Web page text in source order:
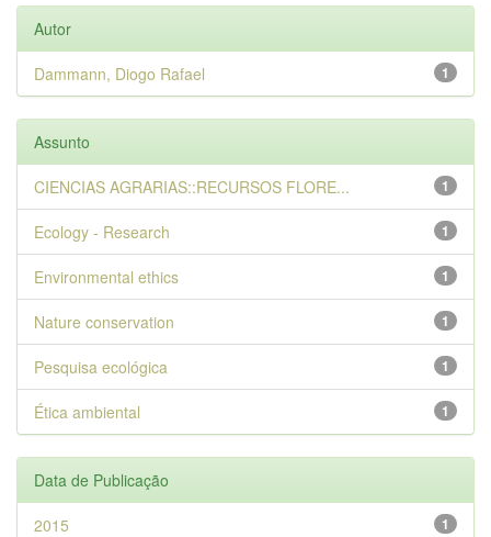
Autor
1
Dammann, Diogo Rafael
Assunto
1
CIENCIAS AGRARIAS::RECURSOS FLORE...
1
Ecology - Research
1
Environmental ethics
1
Nature conservation
1
Pesquisa ecológica
1
Ética ambiental
Data de Publicação
1
2015